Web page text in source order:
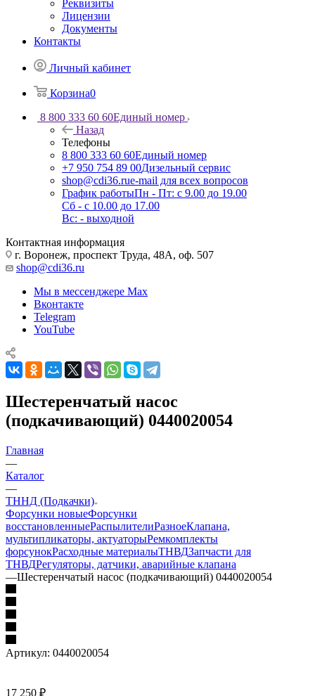
Реквизиты
Лицензии
Документы
Контакты
Личный кабинет
Корзина0
8 800 333 60 60Единый номер
Назад
Телефоны
8 800 333 60 60Единый номер
+7 950 754 89 00Дизельный сервис
shop@cdi36.rue-mail для всех вопросов
График работыПн - Пт: с 9.00 до 19.00
Сб - с 10.00 до 17.00
Вс: - выходной
Контактная информация
г. Воронеж, проспект Труда, 48А, оф. 507
shop@cdi36.ru
Мы в мессенджере Max
Вконтакте
Telegram
YouTube
Шестеренчатый насос
(подкачивающий) 0440020054
Главная
—
Каталог
—
ТННД (Подкачки)
Форсунки новыеФорсунки
восстановленныеРаспылителиРазноеКлапана,
мультипликаторы, актуаторыРемкомплекты
форсунокРасходные материалыТНВДЗапчасти для
ТНВДРегуляторы, датчики, аварийные клапана
—Шестеренчатый насос (подкачивающий) 0440020054
Артикул: 0440020054
17 250 ₽